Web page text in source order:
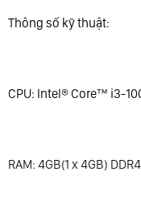
Thông số kỹ thuật:
CPU: Intel® Core™ i3-
RAM: 4GB(1 x 4GB)